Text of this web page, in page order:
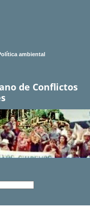
ambiental
de Conflictos